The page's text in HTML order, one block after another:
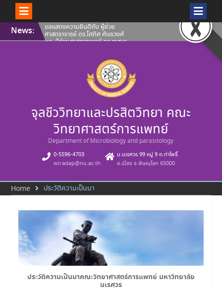
Skip
content
News: ขอแสดงความยินดีกับ ผู้ช่วย
ศาสตราจารย์ ดร.โศภิศ คันธวงศ์
และ ผู้ช่วยศาสตราจารย์ ดร.วาสนา
แพทย์ มหาวิทยาลัยนเรศวร ที่ผล
งานได้รับการขึ้นทะเบียนทรัพย์สิน
คณะวิทยาศาสตร์การแพทย์ ขอ
แสดงความยินดีกับ ผู้ช่วย
ศาสตราจารย์ ดร.โศภิศ คันธวงศ์
ชู และ คุณปลื้มกมล ภูวนาถ
ศรัณญา ที่ผลงานได้รับการขึ้น
ทะเบียนทรัพย์สินทางปัญญา
คณะวิทยาศาสตร์การแพทย์ ขอ
แนะนำบุคลากรสายวิชาการ ประจำ
เดือนสิงหาคม 2569
จุลชีววิทยาและปรสิตวิทยา คณะ
วิทยาศาสตร์การแพทย์
Department of Microbiology and parasitology
0-5596-4703
wiradap@nu.ac.th
ม.นเรศวร 99 หมู่ 9 ต.ท่าโพธิ์
อ.เมือง จ.พิษณุโลก 65000
Home ประวัติความเป็นมา
ประวัติความเป็นมาคณะวิทยาศาสตร์การแพทย์ มหาวิทยาลัย
นเรศวร